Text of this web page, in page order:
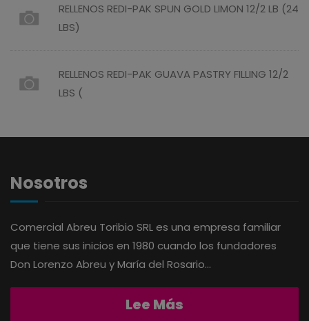
LAVANDERÍA
MIELES Y MERMELADAS
PANADERÍA
PASTAS
AMBAR
APOTHIC
AQUA
ARDUINI
RELLENOS REDI-PAK SPUN GOLD LIMON 12/2 LB (24
LBS)
RELLENOS REDI-PAK GUAVA PASTRY FILLING 12/2
LBS (
Nosotros
Comercial Abreu Toribio SRL es una empresa familiar
que tiene sus inicios en 1980 cuando los fundadores
Don Lorenzo Abreu y María del Rosario...
Lee Más